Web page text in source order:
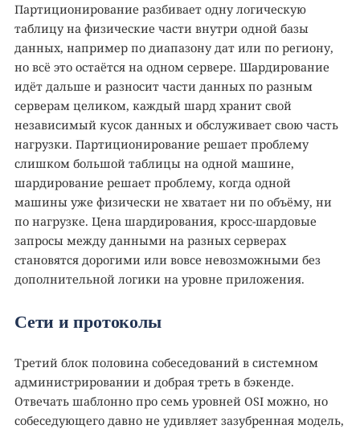
Партиционирование разбивает одну логическую
таблицу на физические части внутри одной базы
данных, например по диапазону дат или по региону,
но всё это остаётся на одном сервере. Шардирование
идёт дальше и разносит части данных по разным
серверам целиком, каждый шард хранит свой
независимый кусок данных и обслуживает свою часть
нагрузки. Партиционирование решает проблему
слишком большой таблицы на одной машине,
шардирование решает проблему, когда одной
машины уже физически не хватает ни по объёму, ни
по нагрузке. Цена шардирования, кросс-шардовые
запросы между данными на разных серверах
становятся дорогими или вовсе невозможными без
дополнительной логики на уровне приложения.
Сети и протоколы
Третий блок половина собеседований в системном
администрировании и добрая треть в бэкенде.
Отвечать шаблонно про семь уровней OSI можно, но
собеседующего давно не удивляет зазубренная модель,